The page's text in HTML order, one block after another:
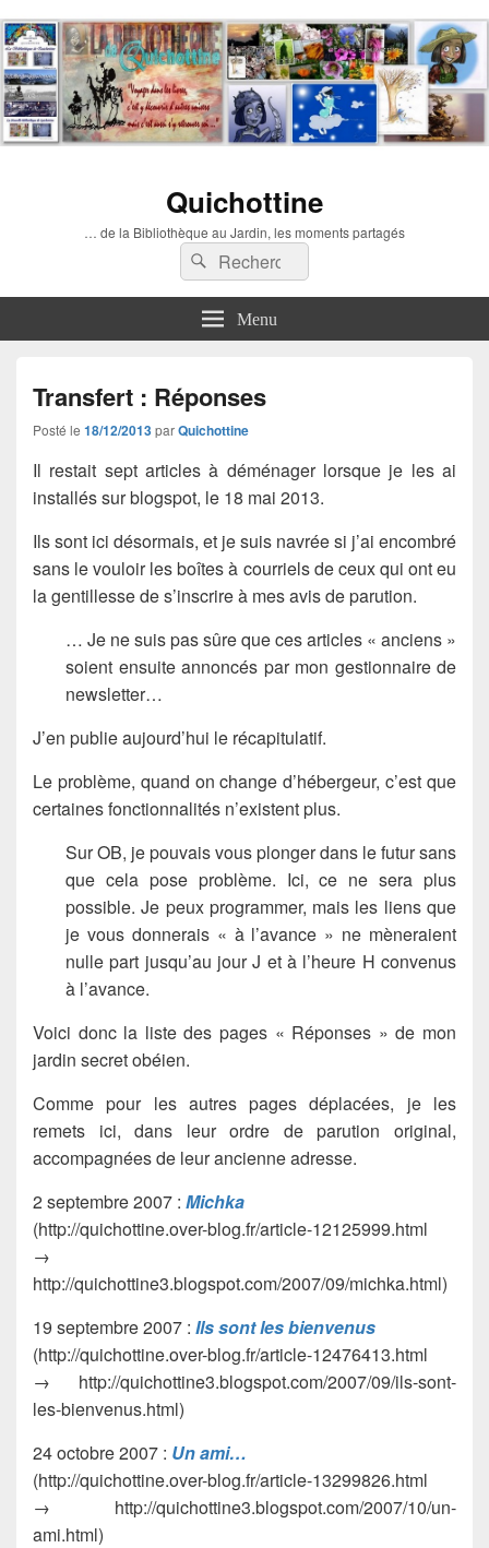
Quichottine
… de la Bibliothèque au Jardin, les moments partagés
Recherche :
Rechercher
Menu
Transfert : Réponses
Posté le 18/12/2013parQuichottine
Il restait sept articles à déménager lorsque je les ai
installés sur blogspot, le 18 mai 2013.
Ils sont ici désormais, et je suis navrée si j’ai encombré
sans le vouloir les boîtes à courriels de ceux qui ont eu
la gentillesse de s’inscrire à mes avis de parution.
… Je ne suis pas sûre que ces articles « anciens »
soient ensuite annoncés par mon gestionnaire de
newsletter…
J’en publie aujourd’hui le récapitulatif.
Le problème, quand on change d’hébergeur, c’est que
certaines fonctionnalités n’existent plus.
Sur OB, je pouvais vous plonger dans le futur sans
que cela pose problème. Ici, ce ne sera plus
possible. Je peux programmer, mais les liens que
je vous donnerais « à l’avance » ne mèneraient
nulle part jusqu’au jour J et à l’heure H convenus
à l’avance.
Voici donc la liste des pages « Réponses » de mon
jardin secret obéien.
Comme pour les autres pages déplacées, je les
remets ici, dans leur ordre de parution original,
accompagnées de leur ancienne adresse.
2 septembre 2007 : Michka
(http://quichottine.over-blog.fr/article-12125999.html
→
http://quichottine3.blogspot.com/2007/09/michka.html)
19 septembre 2007 : Ils sont les bienvenus
(http://quichottine.over-blog.fr/article-12476413.html
→ http://quichottine3.blogspot.com/2007/09/ils-sont-
les-bienvenus.html)
24 octobre 2007 : Un ami…
(http://quichottine.over-blog.fr/article-13299826.html
→ http://quichottine3.blogspot.com/2007/10/un-
ami.html)